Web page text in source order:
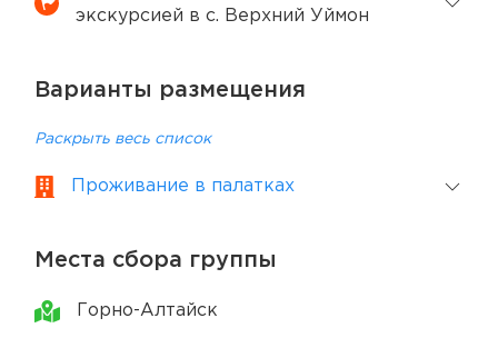
экскурсией в с. Верхний Уймон
Варианты размещения
Раскрыть весь список
Проживание в палатках
Места сбора группы
Горно-Алтайск